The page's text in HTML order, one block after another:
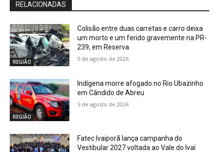
RELACIONADAS
REGIÃO
Colisão entre duas carretas e carro deixa
um morto e um ferido gravemente na PR-
239, em Reserva
5 de agosto de 2026
REGIÃO
Indígena morre afogado no Rio Ubazinho
em Cândido de Abreu
5 de agosto de 2026
Fatec Ivaiporã lança campanha do
Vestibular 2027 voltada ao Vale do Ivaí